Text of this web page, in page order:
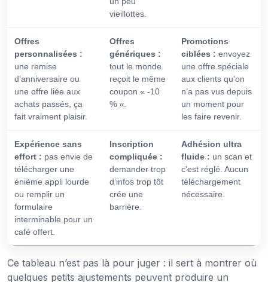
vieillottes.
Offres
personnalisées :
une remise
d’anniversaire ou
une offre liée aux
achats passés, ça
fait vraiment plaisir.
Offres
génériques :
tout le monde
reçoit le même
coupon « -10
% ».
Promotions
ciblées : envoyez
une offre spéciale
aux clients qu’on
n’a pas vus depuis
un moment pour
les faire revenir.
Expérience sans
effort : pas envie de
télécharger une
énième appli lourde
ou remplir un
formulaire
interminable pour un
café offert.
Inscription
compliquée :
demander trop
d’infos trop tôt
crée une
barrière.
Adhésion ultra
fluide : un scan et
c’est réglé. Aucun
téléchargement
nécessaire.
Ce tableau n’est pas là pour juger : il sert à montrer où
quelques petits ajustements peuvent produire un